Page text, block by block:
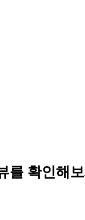
를 확인해